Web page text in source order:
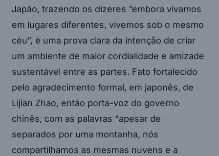
Japão, trazendo os dizeres “embora vivamos
em lugares diferentes, vivemos sob o mesmo
céu”, é uma prova clara da intenção de criar
um ambiente de maior cordialidade e amizade
sustentável entre as partes. Fato fortalecido
pelo agradecimento formal, em japonês, de
Lijian Zhao, então porta-voz do governo
chinês, com as palavras “apesar de
separados por uma montanha, nós
compartilhamos as mesmas nuvens e a